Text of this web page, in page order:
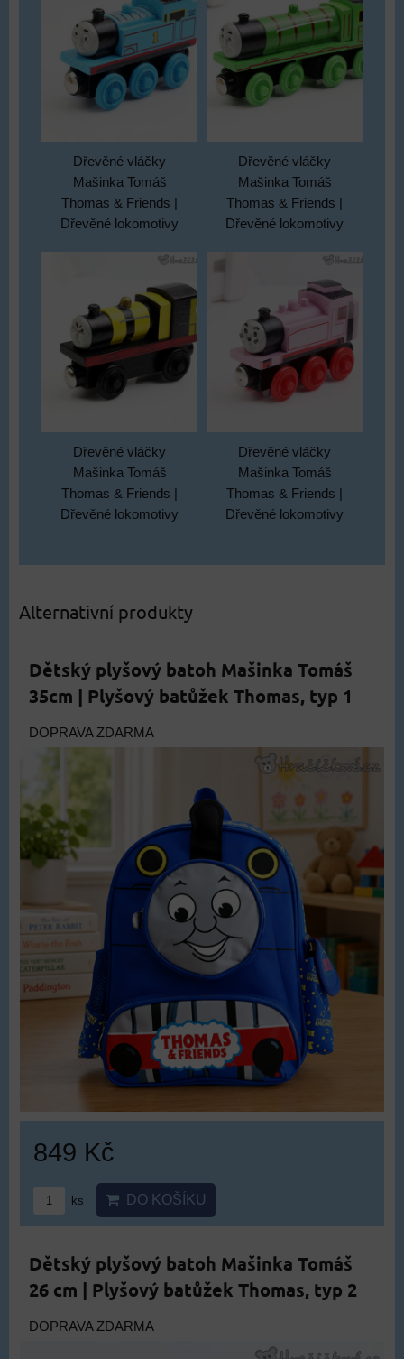
Dřevěné vláčky
Mašinka Tomáš
Thomas & Friends |
Dřevěné lokomotivy
Dřevěné vláčky
Mašinka Tomáš
Thomas & Friends |
Dřevěné lokomotivy
Dřevěné vláčky
Mašinka Tomáš
Thomas & Friends |
Dřevěné lokomotivy
Dřevěné vláčky
Mašinka Tomáš
Thomas & Friends |
Dřevěné lokomotivy
Alternativní produkty
Dětský plyšový batoh Mašinka Tomáš
35cm | Plyšový batůžek Thomas, typ 1
DOPRAVA ZDARMA
849 Kč
ks DO KOŠÍKU
Dětský plyšový batoh Mašinka Tomáš
26 cm | Plyšový batůžek Thomas, typ 2
DOPRAVA ZDARMA